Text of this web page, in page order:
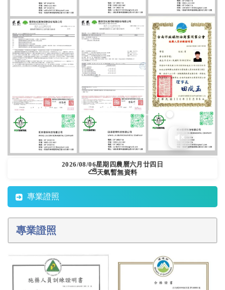
2026/08/06星期四 農曆六月廿四日
⛅天氣暫無資料
專業證照
專業證照